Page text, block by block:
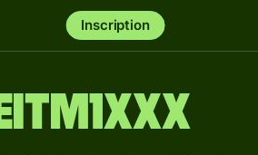
Inscription